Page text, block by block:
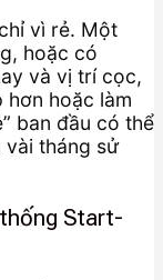
vì rẻ. Một
hoặc có
và vị trí cọc,
hơn hoặc làm
ban đầu có thể
vài tháng sử
Start-